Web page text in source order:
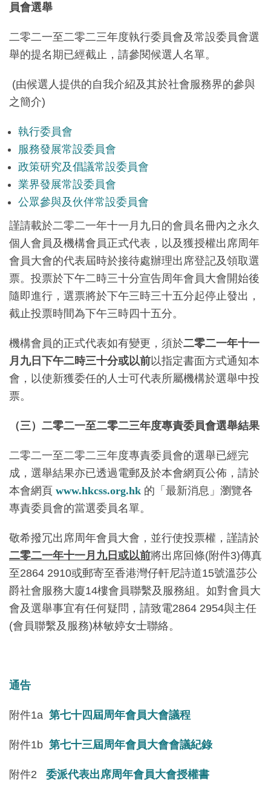
員會選舉
二零二一至二零二三年度執行委員會及常設委員會選
舉的提名期已經截止，請參閱候選人名單。
(由候選人提供的自我介紹及其於社會服務界的參與
之簡介)
執行委員會
服務發展常設委員會
政策研究及倡議常設委員會
業界發展常設委員會
公眾參與及伙伴常設委員會
謹請載於二零二一年十一月九日的會員名冊內之永久
個人會員及機構會員正式代表，以及獲授權出席周年
會員大會的代表屆時於接待處辦理出席登記及領取選
票。投票於下午二時三十分宣告周年會員大會開始後
隨即進行，選票將於下午三時三十五分起停止發出，
截止投票時間為下午三時四十五分。
機構會員的正式代表如有變更，須於二零二一年十一
月九日下午二時三十分或以前以指定書面方式通知本
會，以使新獲委任的人士可代表所屬機構於選舉中投
票。
（三）二零二一至二零二三年度專責委員會選舉結果
二零二一至二零二三年度專責委員會的選舉已經完
成，選舉結果亦已透過電郵及於本會網頁公佈，請於
本會網頁 www.hkcss.org.hk 的「最新消息」瀏覽各
專責委員會的當選委員名單。
敬希撥冗出席周年會員大會，並行使投票權，謹請於
二零二一年十一月九日或以前將出席回條(附件3)傳真
至2864 2910或郵寄至香港灣仔軒尼詩道15號溫莎公
爵社會服務大廈14樓會員聯繫及服務組。如對會員大
會及選舉事宜有任何疑問，請致電2864 2954與主任
(會員聯繫及服務)林敏婷女士聯絡。
通告
附件1a 第七十四屆周年會員大會議程
附件1b 第七十三屆周年會員大會會議紀錄
附件2 委派代表出席周年會員大會授權書